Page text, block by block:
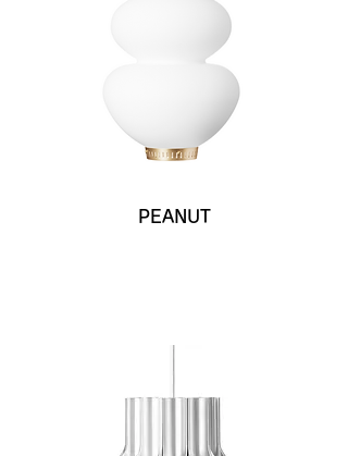
PEANUT